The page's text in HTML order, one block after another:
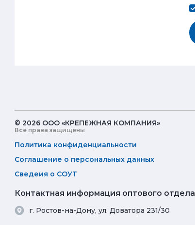
© 2026 ООО «КРЕПЕЖНАЯ КОМПАНИЯ»
Все права защищены
Политика конфиденциальности
Соглашение о персональных данных
Сведеия о СОУТ
Контактная информация оптового отдела
г. Ростов-на-Дону, ул. Доватора 231/30